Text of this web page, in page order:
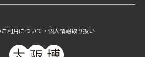
利用について・個人情報取り扱い